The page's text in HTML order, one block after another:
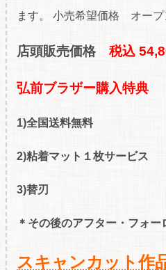
ます。 小売希望価格 オープ
店頭販売価格 税込 54
弘前ブラザー購入特典
1)全国送料無料
2)粘着マット１枚サービス
3)替刃
＊その後のアフター・フォ
スキャンカット作